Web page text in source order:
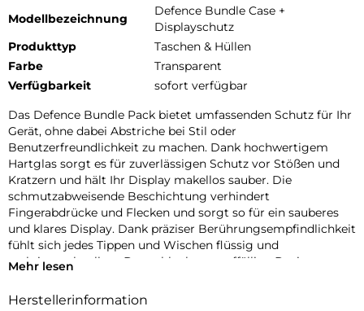
Modellbezeichnung
Defence Bundle Case +
Displayschutz
Produkttyp
Taschen & Hüllen
Farbe
Transparent
Verfügbarkeit
sofort verfügbar
Das Defence Bundle Pack bietet umfassenden Schutz für Ihr
Gerät, ohne dabei Abstriche bei Stil oder
Benutzerfreundlichkeit zu machen. Dank hochwertigem
Hartglas sorgt es für zuverlässigen Schutz vor Stößen und
Kratzern und hält Ihr Display makellos sauber. Die
schmutzabweisende Beschichtung verhindert
Fingerabdrücke und Flecken und sorgt so für ein sauberes
und klares Display. Dank präziser Berührungsempfindlichkeit
fühlt sich jedes Tippen und Wischen flüssig und
reaktionsschnell an. Das schlanke, unauffällige Design passt
strapazierfähige Hülle die Seiten und die Rückseite Ihres
Mehr lesen
Herstellerinformation